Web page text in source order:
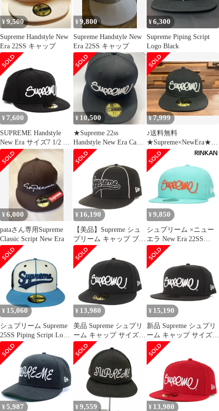
¥9,500
Supreme Handstyle New
Era 22SS キャップ
¥9,800
Supreme Handstyle New
Era 22SS キャップ
¥6,300
Supreme Piping Script
Logo Black
¥ 7,600
SUPREME Handstyle
New Era サイズ7 1/2 ブ
ラック
¥ 10,500
★Supreme 22ss
Handstyle New Era Cap
BlJ7
¥7,999
♪送料無料
★Supreme×NewEra★帽
子★Handstyle Cap★黒♪
¥6,000
pataさん専用Supreme
Classic Script New Era
¥ 16,190
【美品】Supreme シュ
プリーム キャップ ブラ
ック 黒 サイズ:7
1/2(59.6cm) | 25SS NEW
ERA スクリプトロゴ ベ
ースボールキャップ
(Piping Script Logo New
Era) | コラボ 別注【中
古】
¥ 9,850
シュプリーム ×ニュー
エラ New Era 22SS
Handstyle New Era ハン
ドスタイルロゴ刺繍ベ
ースボールキャップ メ
ンズ 8
¥ 15,060
シュプリーム Supreme
25SS Piping Script Logo
¥ 13,980
美品 Supreme シュプリ
ーム キャップ サイズ:7
5/8(60.6cm) 22SS NEW
ERA ハンドスタイル ベ
ースボールキャップ
Handstyle New Era ブラ
ック 黒 コラボ 帽子
【メンズ】
¥ 15,190
新品 Supreme シュプリ
ーム キャップ サイズ:7
5/8(60.6cm) 22SS NEW
ERA ハンドスタイル ベ
ースボールキャップ
Handstyle New Era ブラ
ック 黒 帽子 コラボ 別
注【メンズ】
¥ 5,987 ¥ 9,559 ¥ 13,980